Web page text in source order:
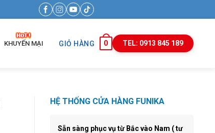
KHUYẾN MẠI GIỎ HÀNG 0 TEL: 0913 845 189
HỆ THỐNG CỬA HÀNG FUNIKA
Sẵn sàng phục vụ từ Bắc vào Nam ( tư